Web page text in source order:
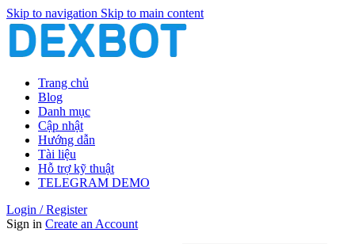
Skip to navigation Skip to main content
Trang chủ
Blog
Danh mục
Cập nhật
Hướng dẫn
Tài liệu
Hỗ trợ kỹ thuật
TELEGRAM DEMO
Login / Register
Sign in Create an Account